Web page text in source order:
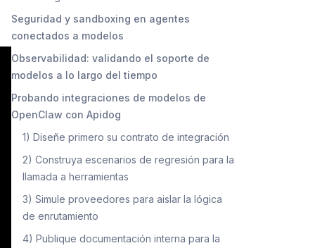
Seguridad y sandboxing en agentes
conectados a modelos
Observabilidad: validando el soporte de
modelos a lo largo del tiempo
Probando integraciones de modelos de
OpenClaw con Apidog
1) Diseñe primero su contrato de integración
2) Construya escenarios de regresión para la
llamada a herramientas
3) Simule proveedores para aislar la lógica
de enrutamiento
4) Publique documentación interna para la